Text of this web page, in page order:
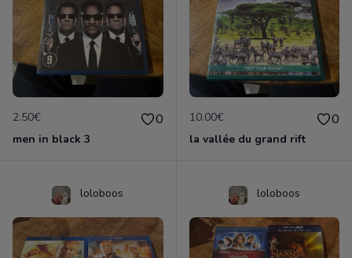
2.50€ 0
men in black 3
10.00€ 0
la vallée du grand rift
loloboos loloboos